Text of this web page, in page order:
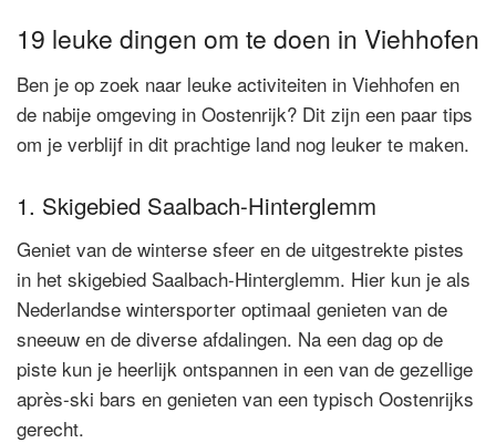
19 leuke dingen om te doen in Viehhofen
Ben je op zoek naar leuke activiteiten in Viehhofen en
de nabije omgeving in Oostenrijk? Dit zijn een paar tips
om je verblijf in dit prachtige land nog leuker te maken.
1. Skigebied Saalbach-Hinterglemm
Geniet van de winterse sfeer en de uitgestrekte pistes
in het skigebied Saalbach-Hinterglemm. Hier kun je als
Nederlandse wintersporter optimaal genieten van de
sneeuw en de diverse afdalingen. Na een dag op de
piste kun je heerlijk ontspannen in een van de gezellige
après-ski bars en genieten van een typisch Oostenrijks
gerecht.